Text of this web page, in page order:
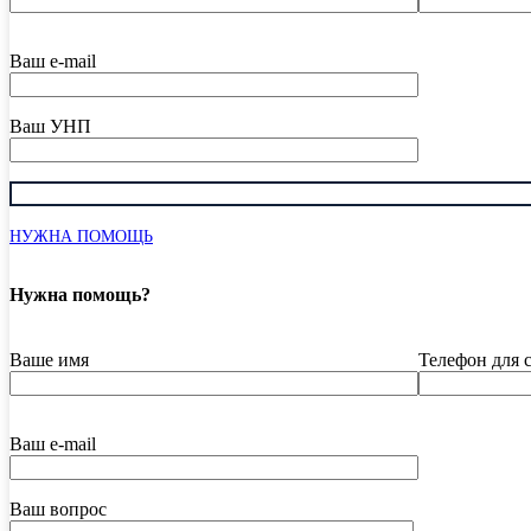
Ваш e-mail
Ваш УНП
НУЖНА ПОМОЩЬ
Нужна помощь?
Ваше имя Телефон для
Ваш e-mail
Ваш вопрос